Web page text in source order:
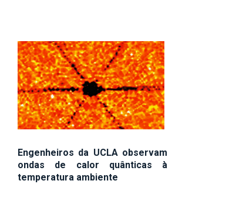
Engenheiros da UCLA observam
ondas de calor quânticas à
temperatura ambiente